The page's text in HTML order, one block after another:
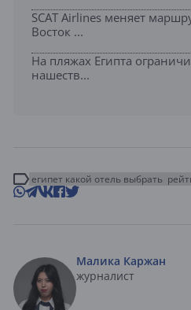
SCAT Airlines меняет
Восток ...
На пляжах Египта
нашеств...
египет какой отель выбрать
Малика Каржан
журналист